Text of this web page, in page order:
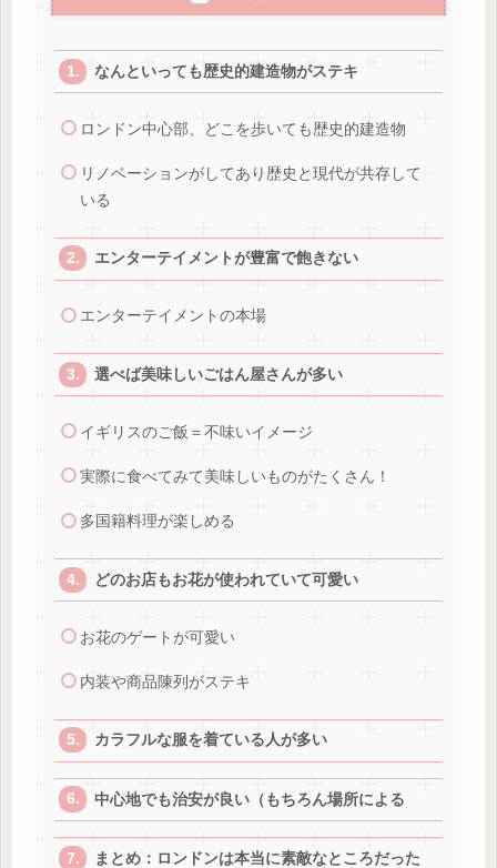
なんといっても歴史的建造物がステキ
ロンドン中心部、どこを歩いても歴史的建造物
リノベーションがしてあり歴史と現代が共存して
いる
エンターテイメントが豊富で飽きない
エンターテイメントの本場
選べば美味しいごはん屋さんが多い
イギリスのご飯＝不味いイメージ
実際に食べてみて美味しいものがたくさん！
多国籍料理が楽しめる
どのお店もお花が使われていて可愛い
お花のゲートが可愛い
内装や商品陳列がステキ
カラフルな服を着ている人が多い
中心地でも治安が良い（もちろん場所による
まとめ：ロンドンは本当に素敵なところだった